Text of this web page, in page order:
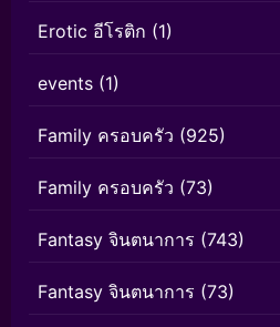
Erotic อีโรติก (1)
events (1)
Family ครอบครัว (925)
Family ครอบครัว (73)
Fantasy จินตนาการ (743)
Fantasy จินตนาการ (73)